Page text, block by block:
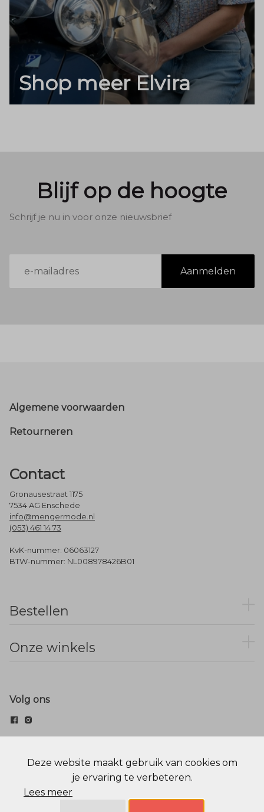
Shop meer Elvira
Blijf op de hoogte
Schrijf je nu in voor onze nieuwsbrief
mailadres
Aanmelden
Footer
Algemene voorwaarden
Retourneren
Contact
Gronausestraat 1175
7534 AG Enschede
info@mengermode.nl
(053) 461 14 73
KvK-nummer: 06063127
BTW-nummer: NL008978426B01
Bestellen
Onze winkels
Volg ons
© Menger Mode
Cookie statement Privacy Policy
Deze website maakt gebruik van cookies om
je ervaring te verbeteren.
Lees meer